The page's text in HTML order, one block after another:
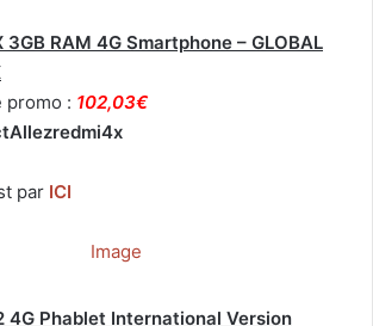
3GB RAM 4G Smartphone – GLOBAL
promo : 102,03€
par ICI
4G Phablet International Version